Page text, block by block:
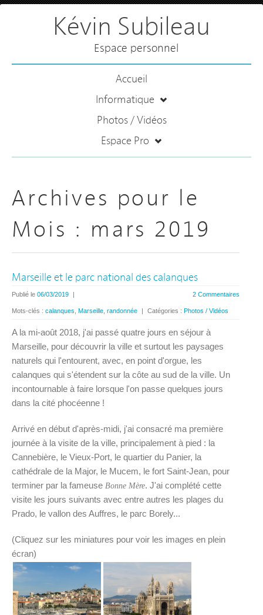
Kévin Subileau
Espace personnel
Accueil
Informatique
Photos / Vidéos
Espace Pro
Archives pour le
Mois : mars 2019
Marseille et le parc national des calanques
2 Commentaires
Publié le 06/03/2019 |
Mots-clés : calanques Marseille randonnée | Catégories : Photos / Vidéos
A la mi-août 2018, j'ai passé quatre jours en séjour à
Marseille, pour découvrir la ville et surtout les paysages
naturels qui l'entourent, avec, en point d'orgue, les
calanques qui s'étendent sur la côte au sud de la ville. Un
incontournable à faire lorsque l'on passe quelques jours
dans la cité phocéenne !
Arrivé en début d'après-midi, j'ai consacré ma première
journée à la visite de la ville, principalement à pied : la
Cannebière, le Vieux-Port, le quartier du Panier, la
cathédrale de la Major, le Mucem, le fort Saint-Jean, pour
terminer par la fameuse Bonne Mère. J'ai complété cette
visite les jours suivants avec entre autres les plages du
Prado, le vallon des Auffres, le parc Borely...